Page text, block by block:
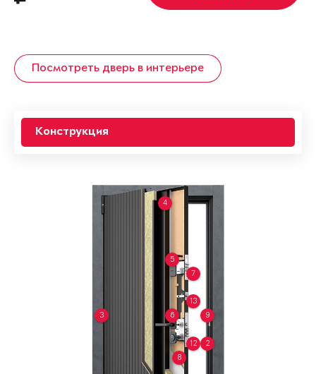
Посмотреть дверь в интерьере
Конструкция
2
3
4
5
6
7
8
9
12
13